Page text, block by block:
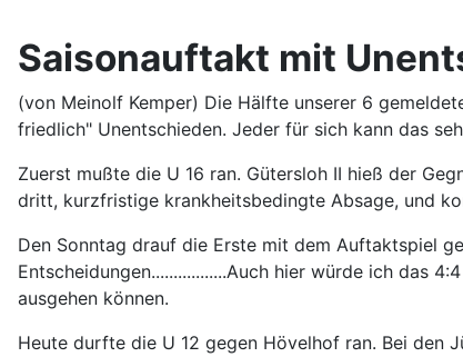
Saisonauftakt mit
(von Meinolf Kemper) Die Hälfte unserer 6
friedlich" Unentschieden. Jeder für sich kann das
Zuerst mußte die U 16 ran. Gütersloh II hieß der
dritt, kurzfristige krankheitsbedingte Absage, und
Den Sonntag drauf die Erste mit dem Auftaktspiel
Entscheidungen.................Auch hier würde ich das
ausgehen können.
Heute durfte die U 12 gegen Hövelhof ran. Bei den